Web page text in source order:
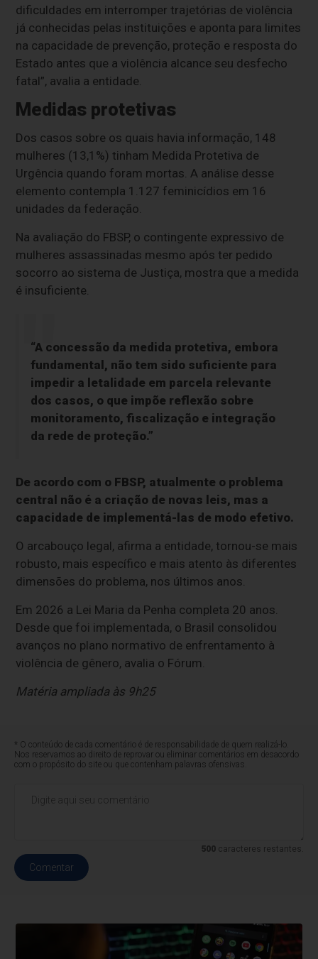
dificuldades em interromper trajetórias de violência
já conhecidas pelas instituições e aponta para limites
na capacidade de prevenção, proteção e resposta do
Estado antes que a violência alcance seu desfecho
fatal”, avalia a entidade.
Medidas protetivas
Dos casos sobre os quais havia informação, 148
mulheres (13,1%) tinham Medida Protetiva de
Urgência quando foram mortas. A análise desse
elemento contempla 1.127 feminicídios em 16
unidades da federação.
Na avaliação do FBSP, o contingente expressivo de
mulheres assassinadas mesmo após ter pedido
socorro ao sistema de Justiça, mostra que a medida
é insuficiente.
“A concessão da medida protetiva, embora
fundamental, não tem sido suficiente para
impedir a letalidade em parcela relevante
dos casos, o que impõe reflexão sobre
monitoramento, fiscalização e integração
da rede de proteção.”
De acordo com o FBSP, atualmente o problema
central não é a criação de novas leis, mas a
capacidade de implementá-las de modo efetivo.
O arcabouço legal, afirma a entidade, tornou-se mais
robusto, mais específico e mais atento às diferentes
dimensões do problema, nos últimos anos.
Em 2026 a Lei Maria da Penha completa 20 anos.
Desde que foi implementada, o Brasil consolidou
avanços no plano normativo de enfrentamento à
violência de gênero, avalia o Fórum.
Matéria ampliada às 9h25
* O conteúdo de cada comentário é de responsabilidade de quem realizá-lo.
Nos reservamos ao direito de reprovar ou eliminar comentários em desacordo
com o propósito do site ou que contenham palavras ofensivas.
500caracteres restantes.
Comentar